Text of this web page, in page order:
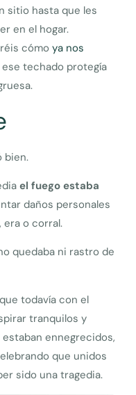
sitio hasta que les
en el hogar.
cómo ya nos
ese techado protegía
bien.
el fuego estaba
daños personales
era o corral.
quedaba ni rastro de
todavía con el
tranquilos y
ennegrecidos,
que unidos
sido una tragedia.